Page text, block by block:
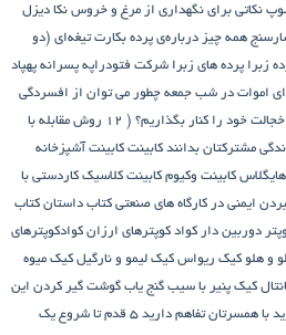
نکاتی برای نگهداری از مرغ و خروس نکا دیزل
همه چیز درباره‌ی پرده بکارت تیغه‌ای (دو
زبرا پرده های زبرا شرکت فتودراپه پسرانه پهپاد
اموات در شب جمعه چطور می توان از افسردگی
چگونه خجالت خود را کنار بگذاریم؟ ( 12 روش مقابله با
مشترکتان بدانند کابینت کابینت آشپزخانه
کابینت وکیوم کابینت کلاسیک کاردستی با
ایمنی در کارگاه های صنعتی کتاب داستان کتاب
دوربین دار کواد کوپترهای ارزان کوادکوپترهای
و هلو کیک ریواس کیک لیمو و نارگیل کیک میوه
کیک پنیر با سیب گنج‌ یاب گوشت گیر کردن این
۵ قدم تا شروع یک